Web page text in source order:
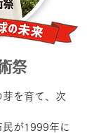
祭
芽を育て、次
民が1999年に